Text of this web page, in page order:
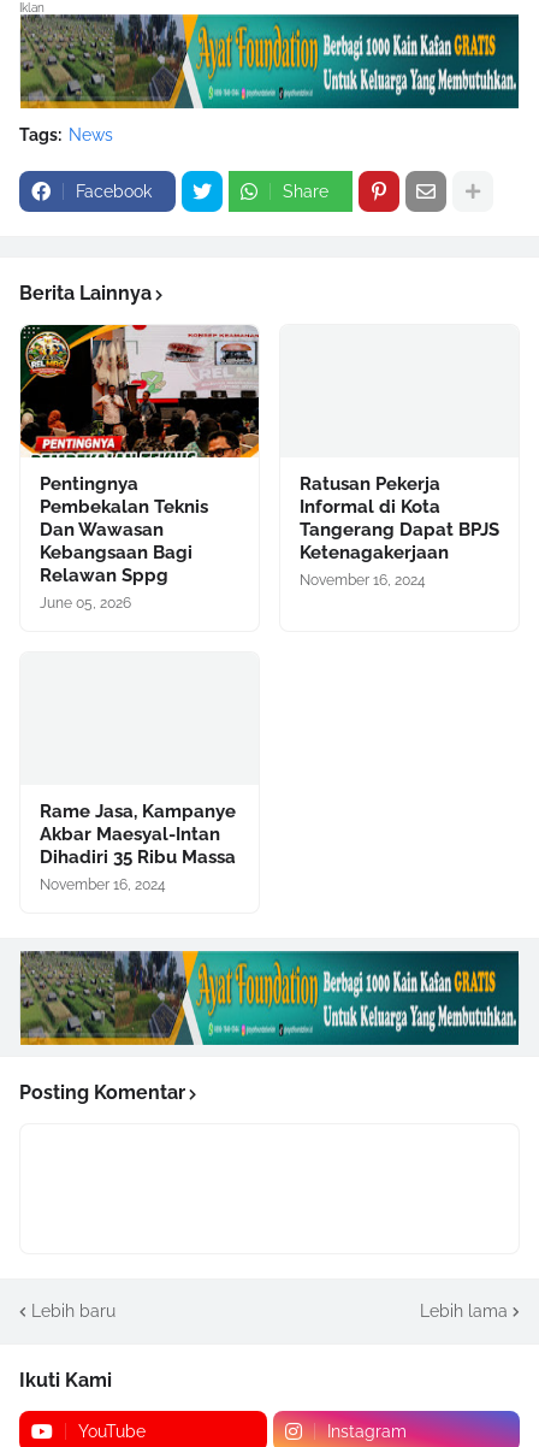
Iklan
Tags: News
Facebook Share
Berita Lainnya
Pentingnya
Pembekalan Teknis
Dan Wawasan
Kebangsaan Bagi
Relawan Sppg
June 05, 2026
Ratusan Pekerja
Informal di Kota
Tangerang Dapat BPJS
Ketenagakerjaan
November 16, 2024
Rame Jasa, Kampanye
Akbar Maesyal-Intan
Dihadiri 35 Ribu Massa
November 16, 2024
Posting Komentar
Lebih baru Lebih lama
Ikuti Kami
YouTube Instagram